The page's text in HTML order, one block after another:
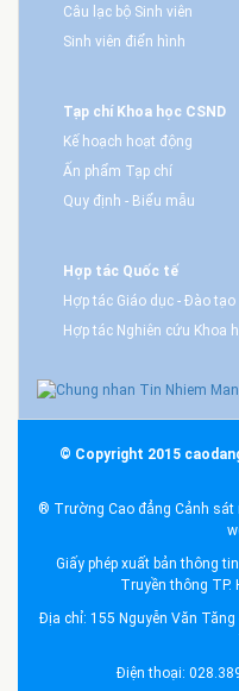
Câu lạc bộ Sinh viên
Sinh viên điển hình
Tạp chí Khoa học CSND
Kế hoạch hoạt động
Ấn phẩm Tạp chí
Quy định - Biểu mẫu
Hợp tác Quốc tế
Hợp tác Giáo dục - Đào tạo
Hợp tác Nghiên cứu Khoa
© Copyright 2015
® Trường Cao đẳng Cảnh sát
Giấy phép xuất bản thông
Truyền thông TP.
Địa chỉ: 155 Nguyễn Văn
Điện thoại: